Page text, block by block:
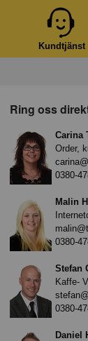
Kundtjänst
Ring oss
Carina
Order,
0380-
Malin
0380-
Stefan
Kaffe-
0380-
Daniel